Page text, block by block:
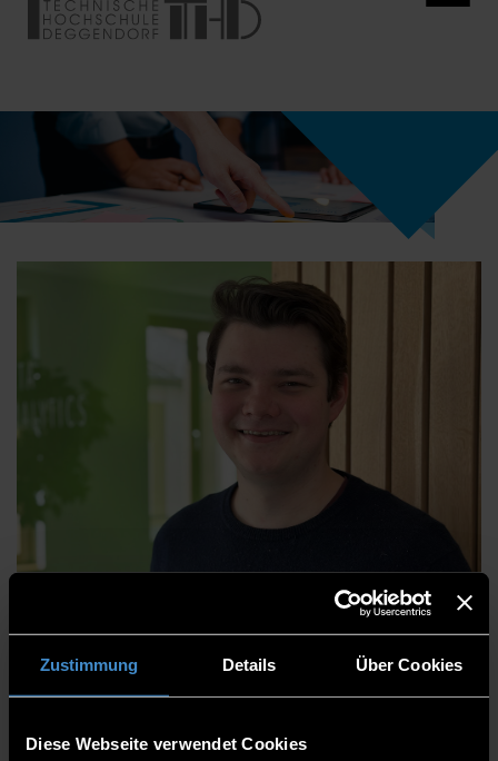
Zustimmung Details Über Cookies
Diese Webseite verwendet Cookies
Dominik Hürland, M.Eng
Zentrum für angewandte Forschung
Technologie Campus Grafenau